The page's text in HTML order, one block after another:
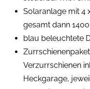
Solaranlage mit 4
gesamt dann
blau beleuchtete
Verzurrschienen
Heckgarage,